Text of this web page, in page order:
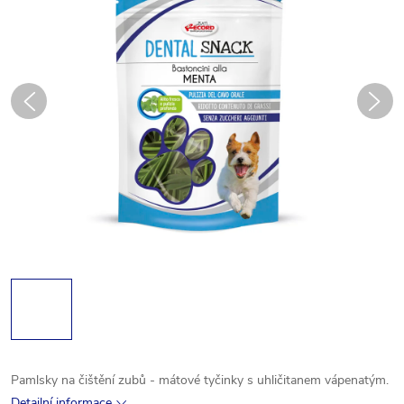
Pamlsky na čištění zubů - mátové tyčinky s uhličitanem vápenatým.